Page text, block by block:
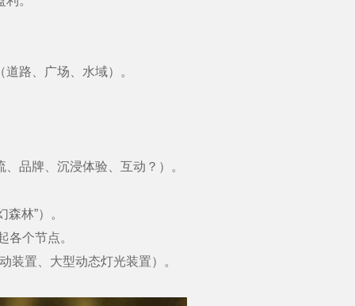
路、广场、水域）。
品牌、沉浸体验、互动？）。
林”）。
个节点。
置、大型动态灯光装置）。